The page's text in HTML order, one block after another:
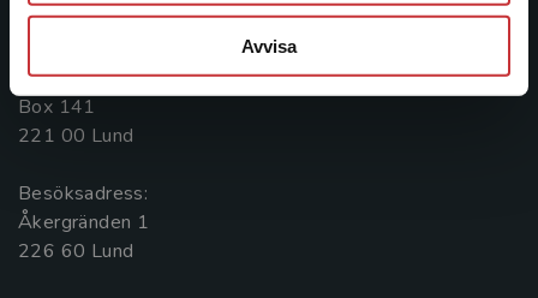
Avvisa
Postadress:
Box 141
221 00 Lund
Besöksadress:
Åkergränden 1